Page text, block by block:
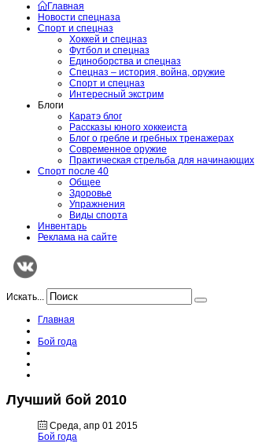
Главная
Новости спецназа
Спорт и спецназ
Хоккей и спецназ
Футбол и спецназ
Единоборства и спецназ
Спецназ – история, война, оружие
Спорт и спецназ
Интересный экстрим
Блоги
Каратэ блог
Рассказы юного хоккеиста
Блог о гребле и гребных тренажерах
Современное оружие
Практическая стрельба для начинающих
Спорт после 40
Общее
Здоровье
Упражнения
Виды спорта
Инвентарь
Реклама на сайте
Искать...
Главная
Бой года
Лучший бой 2010
Среда, апр 01 2015
Бой года